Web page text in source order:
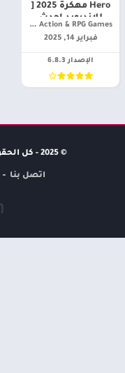
Hero مهكرة 2025 [
للاندرويد احدث
Naxeex Action & RPG Games‏
فبراير 14, 2025
الإصدار 6.8.3
© 2025 - كل الحقوق محفوظة -
اتصل بنا